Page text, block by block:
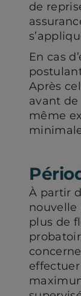
de
En cas
Après
avant
même
À partir
plus de